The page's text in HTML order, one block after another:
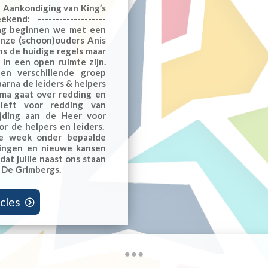
van King’s
-------------------
beginnen we met een
(schoon)ouders Anis
de huidige regels maar
een open ruimte zijn.
verschillende groep
de leiders & helpers
gaat over redding en
voor redding van
aan de Heer voor
de helpers en leiders.
week onder bepaalde
en nieuwe kansen
jullie naast ons staan
Grimbergs.
